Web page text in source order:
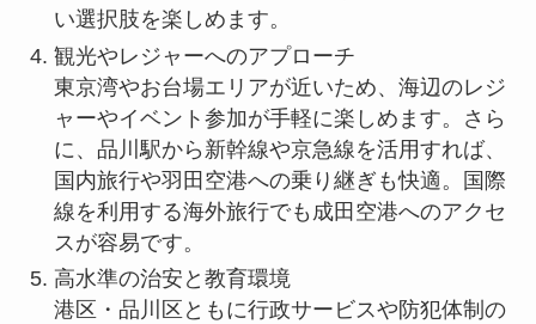
い選択肢を楽しめます。
観光やレジャーへのアプローチ
東京湾やお台場エリアが近いため、海辺のレジ
ャーやイベント参加が手軽に楽しめます。さら
に、品川駅から新幹線や京急線を活用すれば、
国内旅行や羽田空港への乗り継ぎも快適。国際
線を利用する海外旅行でも成田空港へのアクセ
スが容易です。
高水準の治安と教育環境
港区・品川区ともに行政サービスや防犯体制の